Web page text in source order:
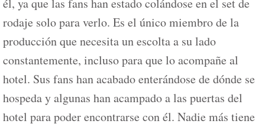
él, ya que las fans han estado colándose en el set de
rodaje solo para verlo. Es el único miembro de la
producción que necesita un escolta a su lado
constantemente, incluso para que lo acompañe al
hotel. Sus fans han acabado enterándose de dónde se
hospeda y algunas han acampado a las puertas del
hotel para poder encontrarse con él. Nadie más tiene